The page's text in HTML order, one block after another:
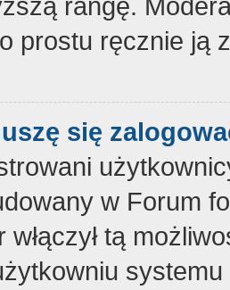
prostu ręcznie ją
się
w Forum
włączył tą